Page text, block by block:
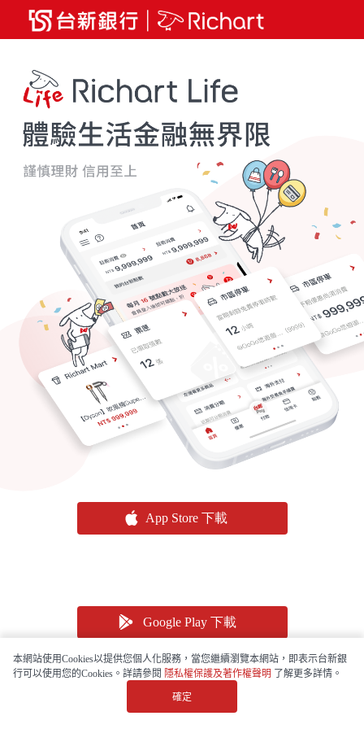
本網站使用Cookies以提供您個人化服務，當您繼續瀏覽本網站，即表示台新銀
行可以使用您的Cookies。詳請參閱 隱私權保護及著作權聲明 了解更多詳情。
確定